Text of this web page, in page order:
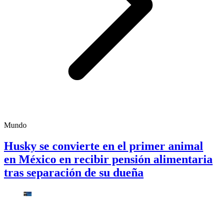
Mundo
Husky se convierte en el primer animal
en México en recibir pensión alimentaria
tras separación de su dueña